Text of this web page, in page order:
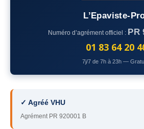
– Seine-et-Marne
– Yvelines
92– Hauts-de-Seine
93 – Seine-Saint-Denis
94– Val-de-Marne
L’Epaviste-
Numéro d’agrément officiel : PR
01 83 64 20
7j/7 de 7h à 23h —
✓ Agréé VHU
Agrément PR 920001 B